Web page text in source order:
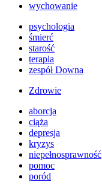
wychowanie
psychologia
śmierć
starość
terapia
zespół Downa
Zdrowie
aborcja
ciąża
depresja
kryzys
niepełnosprawność
pomoc
poród